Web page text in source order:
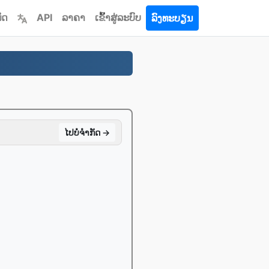
API ລາຄາ ເຂົ້າ​ສູ່​ລະ​ບົບ ລົງທະບຽນ
ໄປ​ບໍ່​ຈໍາກັດ →